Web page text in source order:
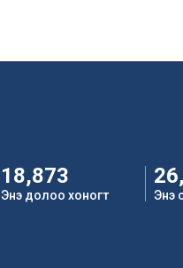
18,873
Энэ долоо хоногт Энэ